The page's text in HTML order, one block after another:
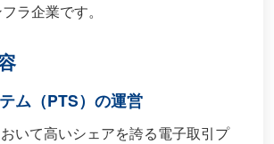
ラ企業です。
ム（PTS）の運営
いて高いシェアを誇る電子取引プ